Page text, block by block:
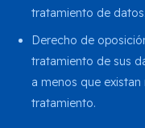
tratamiento de datos.
Derecho de
tratamiento de sus
a menos que
tratamiento.